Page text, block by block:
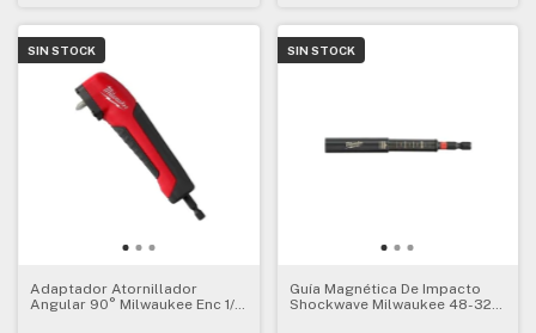
SIN STOCK
Adaptador Atornillador
Angular 90° Milwaukee Enc 1/4
SIN STOCK
Guía Magnética De Impacto
Shockwave Milwaukee 48-32-